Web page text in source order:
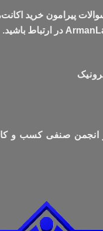
پیرامون خرید اکانت،
صنفی کسب و کار